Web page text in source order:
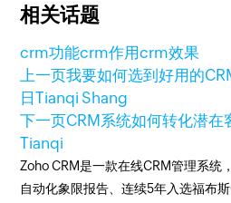
相关话题
crm功能crm作用crm效果
上一页我要如何选到好用的
日Tianqi Shang
下一页CRM系统如何转化潜在
Tianqi
Zoho CRM是一款在线CRM管理系统
自动化象限报告、连续5年入选福布